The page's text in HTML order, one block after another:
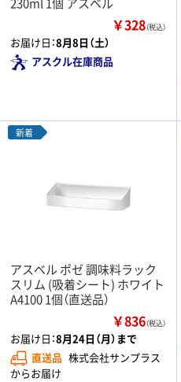
￥328（税込）
お届け日：8月8日（土）
アスクル在庫商品
新着
アスベル ポゼ 調味料ラック
スリム (吸着シート) ホワイト
A4100 1個（直送品）
￥836（税込）
お届け日：8月24日（月）まで
直送品 株式会社サンプラス
からお届け